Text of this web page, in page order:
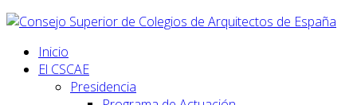
Inicio
El CSCAE
Presidencia